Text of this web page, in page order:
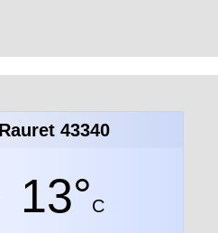
43340
13°C